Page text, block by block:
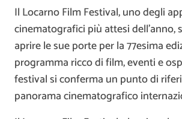
Il Locarno Film Festival, uno degli
cinematografici più attesi dell’anno,
aprire le sue porte per la 77esima
programma ricco di film, eventi e
festival si conferma un punto di
panorama cinematografico